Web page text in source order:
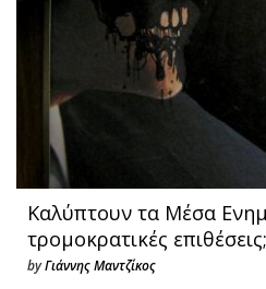
Καλύπτουν τα Μέσα
τρομοκρατικές επιθέσεις;
byΓιάννης Μαντζίκος